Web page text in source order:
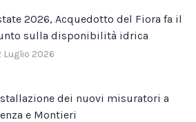
2026, Acquedotto del Fiora fa il
sulla disponibilità idrica
Luglio 2026
dei nuovi misuratori a
e Montieri